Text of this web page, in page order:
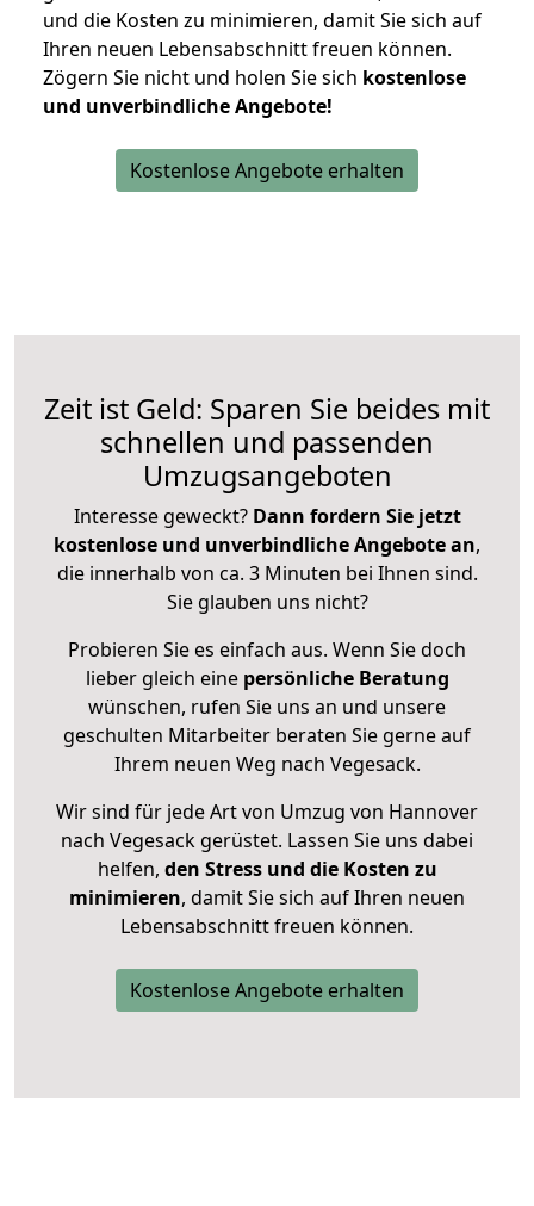
und die Kosten zu minimieren, damit Sie sich auf
Ihren neuen Lebensabschnitt freuen können.
Zögern Sie nicht und holen Sie sich kostenlose
und unverbindliche Angebote!
Kostenlose Angebote erhalten
Zeit ist Geld: Sparen Sie beides mit
schnellen und passenden
Umzugsangeboten
Interesse geweckt? Dann fordern Sie jetzt
kostenlose und unverbindliche Angebote an,
die innerhalb von ca. 3 Minuten bei Ihnen sind.
Sie glauben uns nicht?
Probieren Sie es einfach aus. Wenn Sie doch
lieber gleich eine persönliche Beratung
wünschen, rufen Sie uns an und unsere
geschulten Mitarbeiter beraten Sie gerne auf
Ihrem neuen Weg nach Vegesack.
Wir sind für jede Art von Umzug von Hannover
nach Vegesack gerüstet. Lassen Sie uns dabei
helfen, den Stress und die Kosten zu
minimieren, damit Sie sich auf Ihren neuen
Lebensabschnitt freuen können.
Kostenlose Angebote erhalten